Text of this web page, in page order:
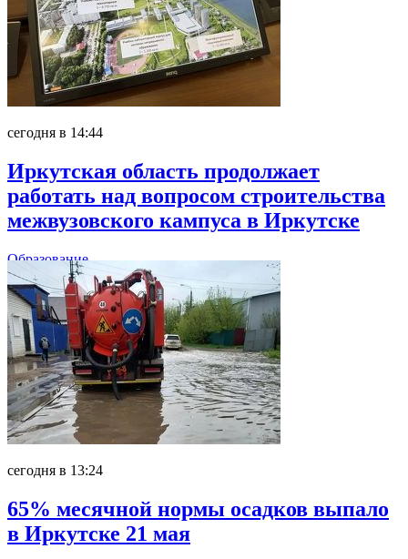
сегодня в 14:44
Иркутская область продолжает
работать над вопросом строительства
межвузовского кампуса в Иркутске
Образование
сегодня в 13:24
65% месячной нормы осадков выпало
в Иркутске 21 мая